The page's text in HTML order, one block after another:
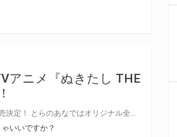
アニメ『ぬきたし THE
いいですか？